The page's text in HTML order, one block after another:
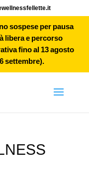
sospese per pausa
libera e percorso
fino al 13 agosto
settembre).